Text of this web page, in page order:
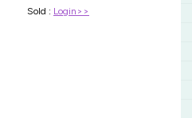
Sold : Login>>